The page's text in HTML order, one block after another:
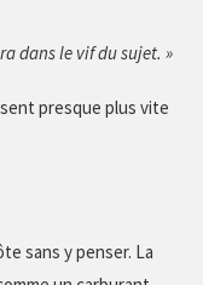
dans le vif du sujet. »
presque plus vite
sans y penser. La